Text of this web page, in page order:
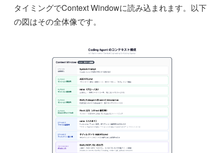
タイミングでContext Windowに読み込まれます。以下
の図はその全体像です。